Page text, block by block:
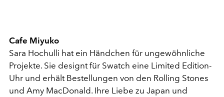
Cafe Miyuko
Sara Hochulli hat ein Händchen für ungewöhnliche
Projekte. Sie designt für Swatch eine Limited Edition-
Uhr und erhält Bestellungen von den Rolling Stones
und Amy MacDonald. Ihre Liebe zu Japan und